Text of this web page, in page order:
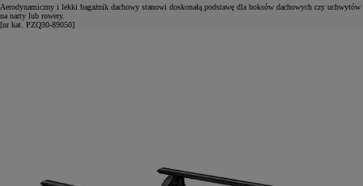
Aerodynamiczny i lekki bagażnik dachowy stanowi doskonałą podstawę dla boksów dachowych czy uchwytów
na narty lub rowery.
[nr kat. PZQ30-89050]